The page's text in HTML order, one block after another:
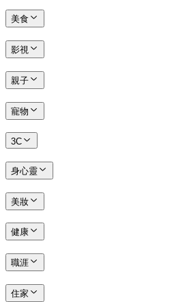
美食
影視
親子
寵物
3C
身心靈
美妝
健康
職涯
住家